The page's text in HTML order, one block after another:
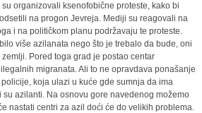
organizovali ksenofobične proteste, kako bi
na progon Jevreja. Mediji su reagovali na
i na političkom planu podržavaju te proteste.
više azilanata nego što je trebalo da bude, oni
Pored toga grad je postao centar
migranata. Ali to ne opravdava ponašanje
koja ulazi u kuće gde sumnja da ima
azilanti. Na osnovu gore navedenog možemo
nastati centri za azil doći će do velikih problema.